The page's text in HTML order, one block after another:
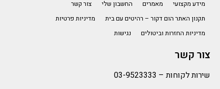
מידע מקצועי מאמרים החשבון שלי
צור קשר
תקנון האתר הום דקור – רהיטים עם בית
מדיניות פרטיות
מדיניות החזרות וביטולים
נגישות
צור קשר
שירות לקוחות – 03-9523333